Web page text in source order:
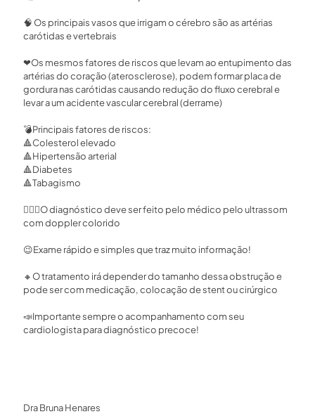
🧠 Os principais vasos que irrigam o cérebro são as artérias
carótidas e vertebrais⁣
❤Os mesmos fatores de riscos que levam ao entupimento das
artérias do coração (aterosclerose), podem formar placa de
gordura nas carótidas causando redução do fluxo cerebral e
levar a um acidente vascular cerebral (derrame)⁣
💣Principais fatores de riscos:⁣
🔺Colesterol elevado⁣
🔺Hipertensão arterial ⁣
🔺Diabetes ⁣
🔺Tabagismo ⁣
👩🏻‍⚕O diagnóstico deve ser feito pelo médico pelo ultrassom
com doppler colorido ⁣
😉Exame rápido e simples que traz muito informação! ⁣
🔸 O tratamento irá depender do tamanho dessa obstrução e
pode ser com medicação, colocação de stent ou cirúrgico⁣
📣Importante sempre o acompanhamento com seu
cardiologista para diagnóstico precoce!⁣
Dra Bruna Henares